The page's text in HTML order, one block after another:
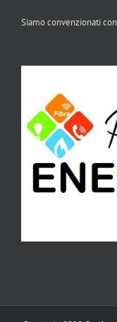
Siamo convenzionati con